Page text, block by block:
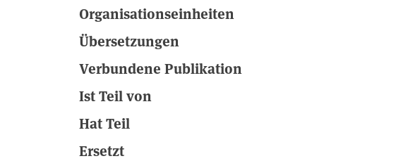
Organisationseinheiten
Übersetzungen
Verbundene Publikation
Ist Teil von
Hat Teil
Ersetzt